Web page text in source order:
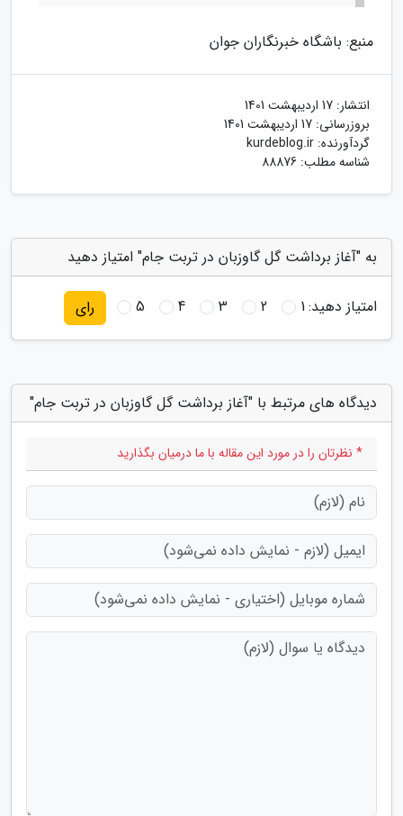
منبع: باشگاه خبرنگاران جوان
انتشار: 17 اردیبهشت 1401
بروزرسانی: 17 اردیبهشت 1401
گردآورنده: kurdeblog.ir
شناسه مطلب: 88876
به "آغاز برداشت گل گاوزبان در تربت جام" امتیاز دهید
امتیاز دهید:1
2
3
4
5 رای
دیدگاه های مرتبط با "آغاز برداشت گل گاوزبان در تربت جام"
* نظرتان را در مورد این مقاله با ما درمیان بگذارید